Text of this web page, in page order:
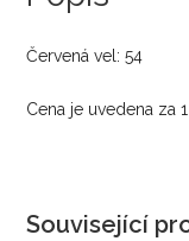
Červená vel: 54
Cena je uvedena za
Související